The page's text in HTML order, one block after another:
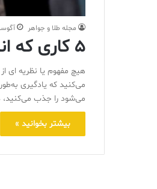
مجله طلا و جواهر آگوست 8,
5 کاری که انسان های بسیار باهوش انجام می دهند
هیچ مفهوم یا نظریه ای
می‌کنید که یادگیری
می‌شود را جذب می‌‌‌کنید،
بیشتر بخوانید »